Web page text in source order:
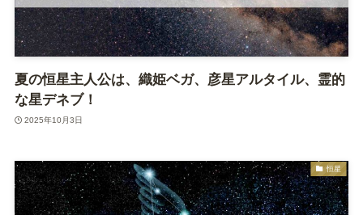
夏の恒星主人公は、織姫ベガ、彦星アルタイル、霊的
な星デネブ！
2025年10月3日
恒星